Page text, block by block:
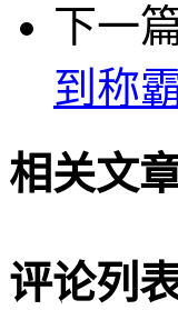
下一篇
到称
相关文
评论列